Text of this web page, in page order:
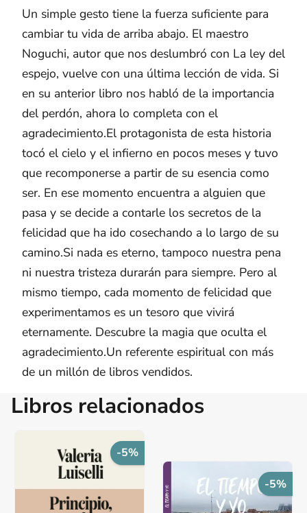
Un simple gesto tiene la fuerza suficiente para
cambiar tu vida de arriba abajo. El maestro
Noguchi, autor que nos deslumbró con La ley del
espejo, vuelve con una última lección de vida. Si
en su anterior libro nos habló de la importancia
del perdón, ahora lo completa con el
agradecimiento.El protagonista de esta historia
tocó el cielo y el infierno en pocos meses y tuvo
que recomponerse a partir de su esencia como
ser. En ese momento encuentra a alguien que
pasa y se decide a contarle los secretos de la
felicidad que ha ido cosechando a lo largo de su
camino.Si nada es eterno, tampoco nuestra pena
ni nuestra tristeza durarán para siempre. Pero al
mismo tiempo, cada momento de felicidad que
experimentamos es un tesoro que vivirá
eternamente. Descubre la magia que oculta el
agradecimiento.Un referente espiritual con más
de un millón de libros vendidos.
Libros relacionados
-5%
-5%